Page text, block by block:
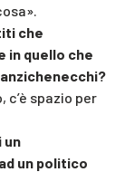
che
in quello che
c’è spazio per
un
un politico